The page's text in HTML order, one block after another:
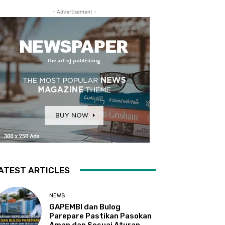
- Advertisement -
ARTICLES
NEWS
GAPEMBI dan Bulog
Parepare Pastikan Pasokan